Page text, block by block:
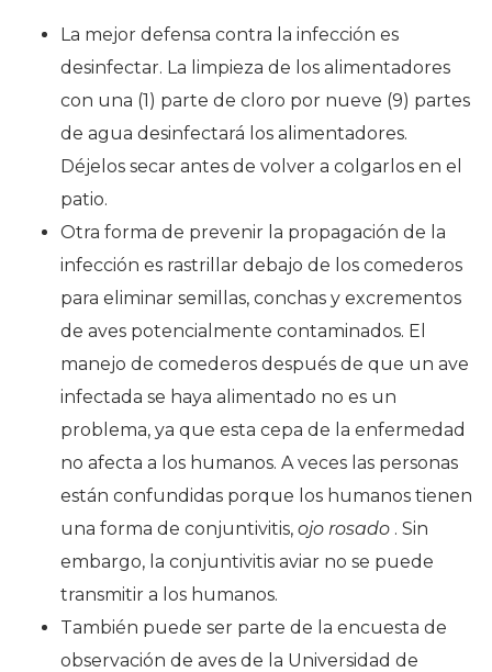
La mejor defensa contra la infección es
desinfectar. La limpieza de los alimentadores
con una (1) parte de cloro por nueve (9) partes
de agua desinfectará los alimentadores.
Déjelos secar antes de volver a colgarlos en el
patio.
Otra forma de prevenir la propagación de la
infección es rastrillar debajo de los comederos
para eliminar semillas, conchas y excrementos
de aves potencialmente contaminados. El
manejo de comederos después de que un ave
infectada se haya alimentado no es un
problema, ya que esta cepa de la enfermedad
no afecta a los humanos. A veces las personas
están confundidas porque los humanos tienen
una forma de conjuntivitis, ojo rosado . Sin
embargo, la conjuntivitis aviar no se puede
transmitir a los humanos.
También puede ser parte de la encuesta de
observación de aves de la Universidad de